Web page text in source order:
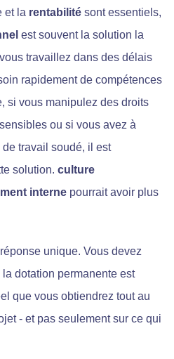
et la rentabilité sont essentiels,
est souvent la solution la
travaillez dans des délais
rapidement de compétences
si vous manipulez des droits
ou si vous avez à
travail soudé, il est
solution. culture
interne pourrait avoir plus
unique. Vous devez
la dotation permanente est
que vous obtiendrez tout au
- et pas seulement sur ce qui